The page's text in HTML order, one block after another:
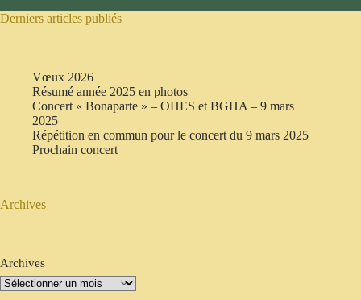
Derniers articles publiés
Vœux 2026
Résumé année 2025 en photos
Concert « Bonaparte » – OHES et BGHA – 9 mars
2025
Répétition en commun pour le concert du 9 mars 2025
Prochain concert
Archives
Archives